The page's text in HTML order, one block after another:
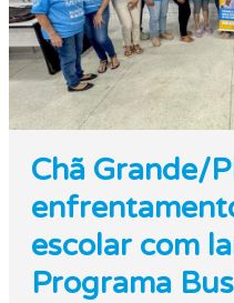
Chã Grande/
escolar com
Programa